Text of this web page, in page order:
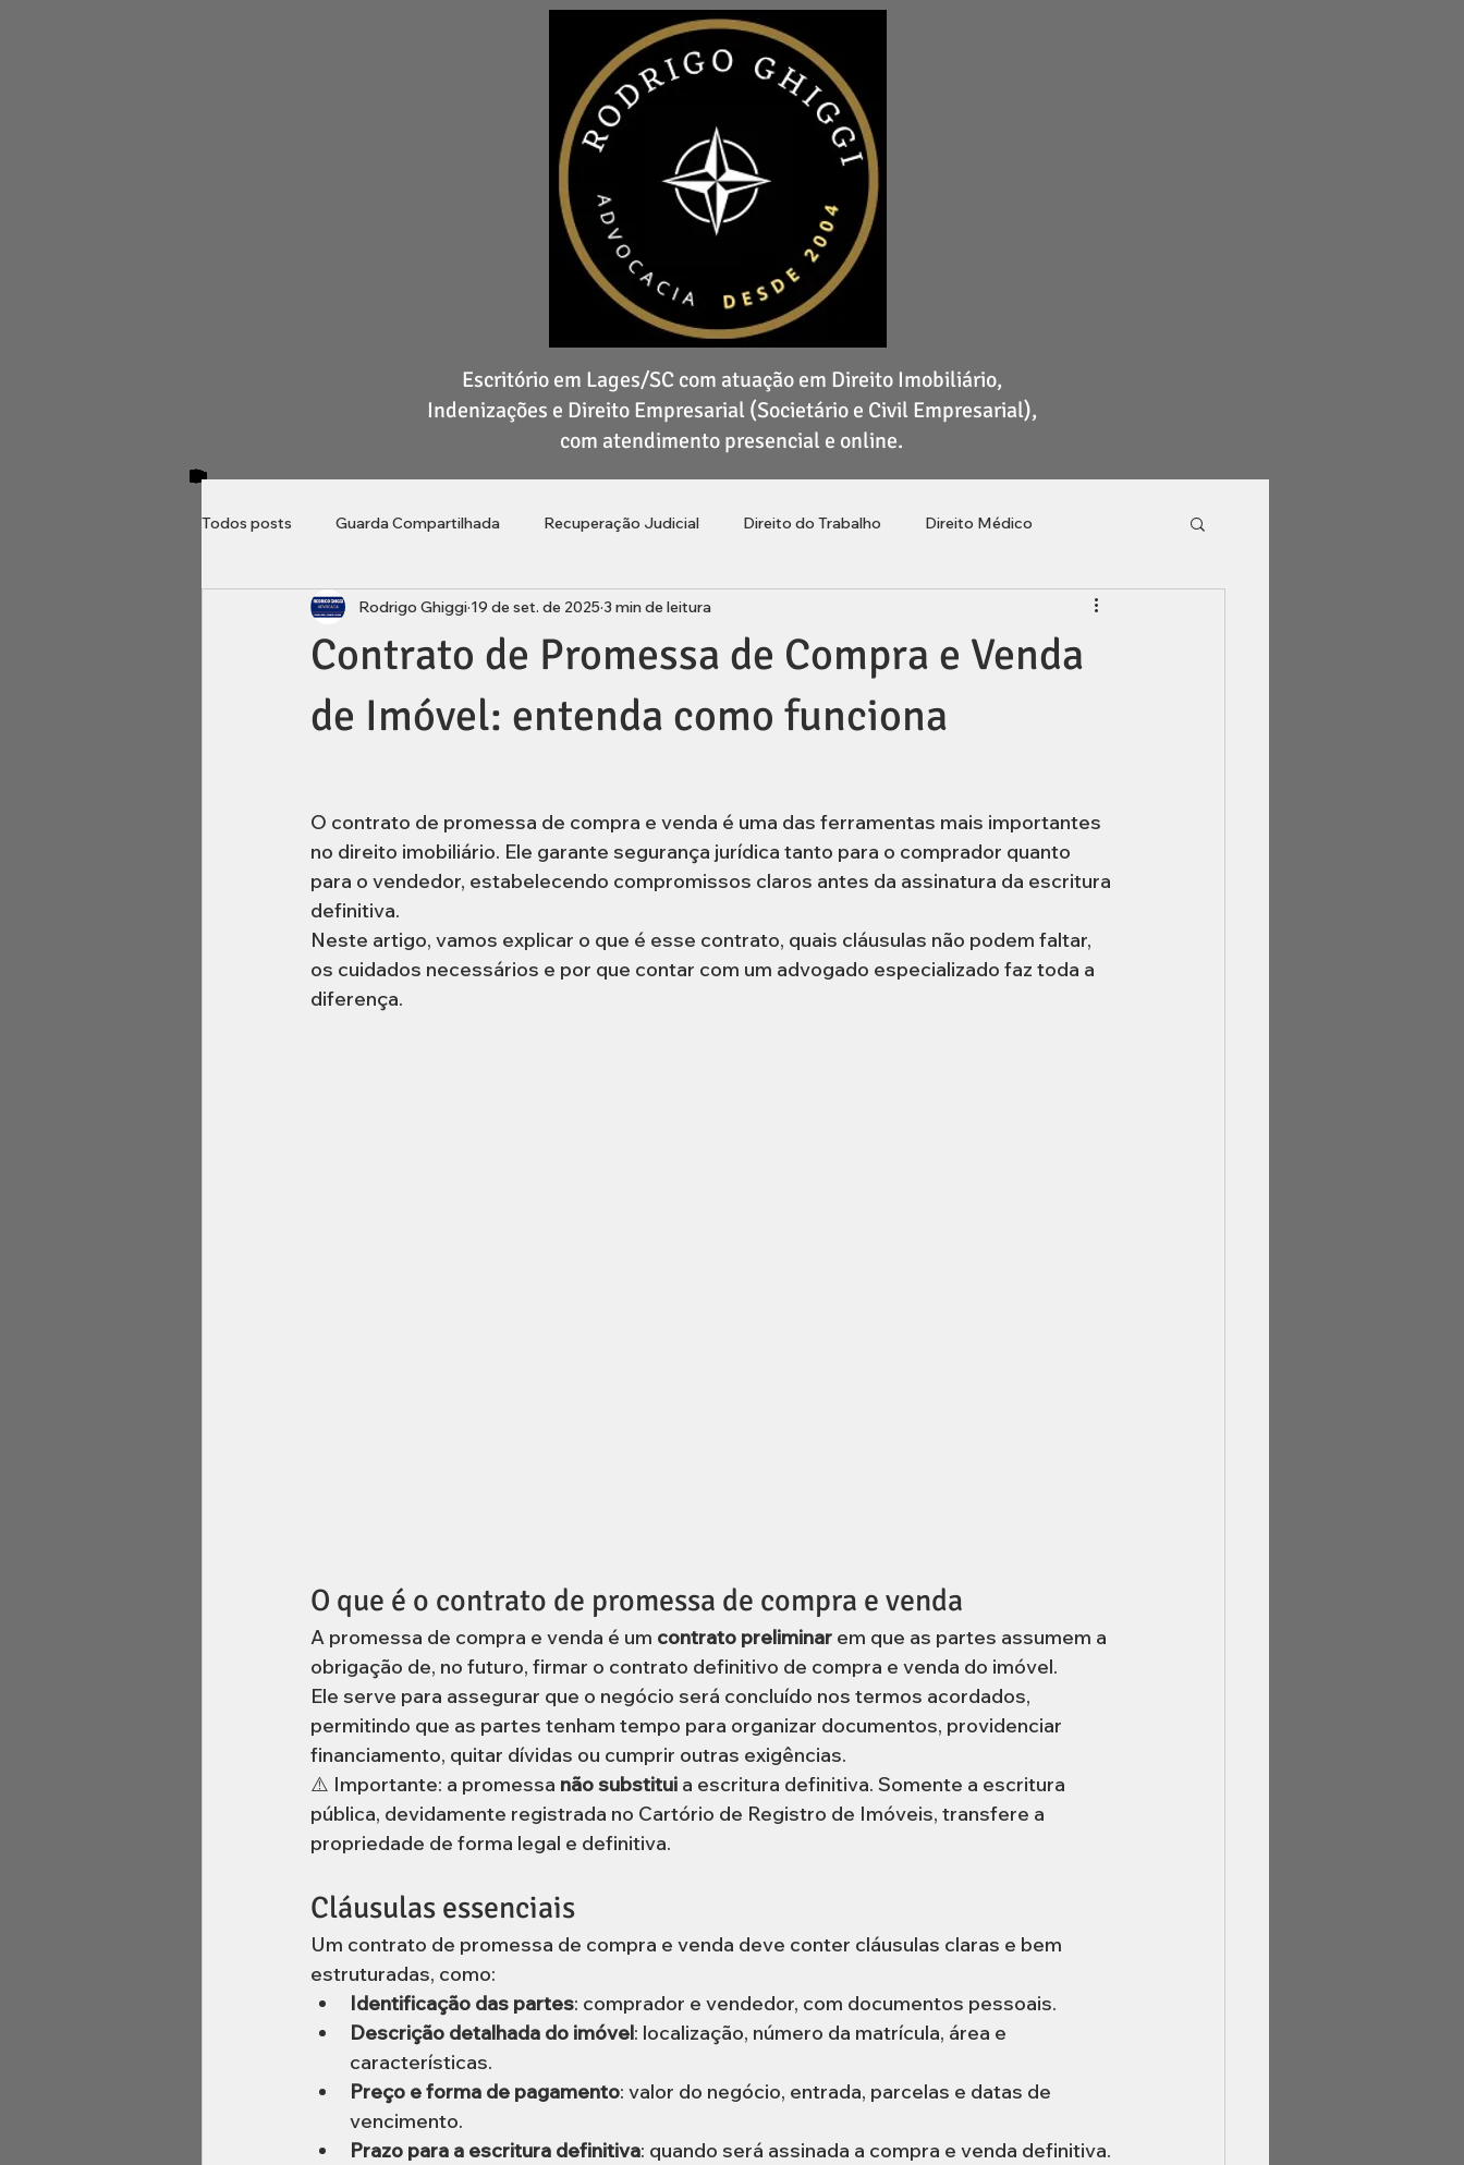
Escritório em Lages/SC com atuação em Direito Imobiliário,
Indenizações e Direito Empresarial (Societário e Civil Empresarial),
com atendimento presencial e online.
Todos posts Guarda Compartilhada Recuperação Judicial Direito do Trabalho Direito Médico
Direito do Consumidor Locações Bolha Imobiliária Inventário
inventário Brasileiros Residentes no Exterior
Contrato de Promessa de Compra e Venda
de Imóvel: entenda como funciona
Rodrigo Ghiggi 19 de set. de 2025 3 min de leitura
O contrato de promessa de compra e venda é uma das ferramentas mais importantes
no direito imobiliário. Ele garante segurança jurídica tanto para o comprador quanto
para o vendedor, estabelecendo compromissos claros antes da assinatura da escritura
definitiva.
Neste artigo, vamos explicar o que é esse contrato, quais cláusulas não podem faltar,
os cuidados necessários e por que contar com um advogado especializado faz toda a
diferença.
O que é o contrato de promessa de compra e venda
A promessa de compra e venda é um contrato preliminar em que as partes assumem a
obrigação de, no futuro, firmar o contrato definitivo de compra e venda do imóvel.
Ele serve para assegurar que o negócio será concluído nos termos acordados,
permitindo que as partes tenham tempo para organizar documentos, providenciar
financiamento, quitar dívidas ou cumprir outras exigências.
⚠️ Importante: a promessa não substitui a escritura definitiva. Somente a escritura
pública, devidamente registrada no Cartório de Registro de Imóveis, transfere a
propriedade de forma legal e definitiva.
Cláusulas essenciais
Um contrato de promessa de compra e venda deve conter cláusulas claras e bem
estruturadas, como:
Identificação das partes: comprador e vendedor, com documentos pessoais.
Descrição detalhada do imóvel: localização, número da matrícula, área e
características.
Preço e forma de pagamento: valor do negócio, entrada, parcelas e datas de
vencimento.
Prazo para a escritura definitiva: quando será assinada a compra e venda definitiva.